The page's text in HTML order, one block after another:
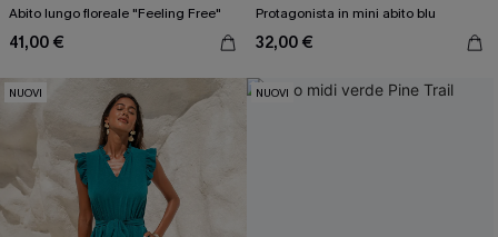
Abito lungo floreale "Feeling Free"
41,00 €
Protagonista in mini abito blu
32,00 €
NUOVI NUOVI